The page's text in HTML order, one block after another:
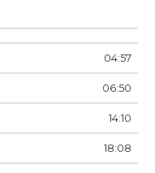
04:57
06:50
14:10
18:08